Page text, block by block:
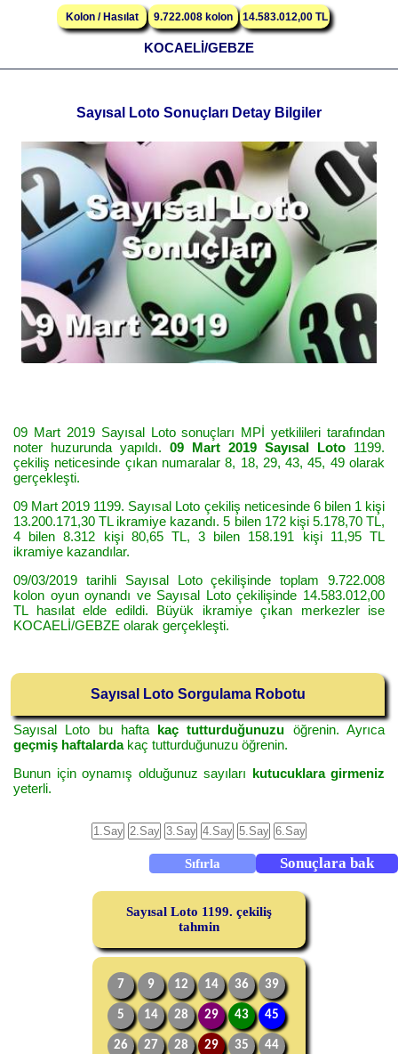
Kolon / Hasılat 9.722.008 kolon 14.583.012,00 TL
KOCAELİ/GEBZE
Sayısal Loto Sonuçları Detay Bilgiler
09 Mart 2019 Sayısal Loto sonuçları MPİ yetkilileri tarafından
noter huzurunda yapıldı. 09 Mart 2019 Sayısal Loto 1199.
çekiliş neticesinde çıkan numaralar 8, 18, 29, 43, 45, 49 olarak
gerçekleşti.
09 Mart 2019 1199. Sayısal Loto çekiliş neticesinde 6 bilen 1 kişi
13.200.171,30 TL ikramiye kazandı. 5 bilen 172 kişi 5.178,70 TL,
4 bilen 8.312 kişi 80,65 TL, 3 bilen 158.191 kişi 11,95 TL
ikramiye kazandılar.
09/03/2019 tarihli Sayısal Loto çekilişinde toplam 9.722.008
kolon oyun oynandı ve Sayısal Loto çekilişinde 14.583.012,00
TL hasılat elde edildi. Büyük ikramiye çıkan merkezler ise
KOCAELİ/GEBZE olarak gerçekleşti.
Sayısal Loto Sorgulama Robotu
Sayısal Loto bu hafta kaç tutturduğunuzu öğrenin. Ayrıca
geçmiş haftalardakaç tutturduğunuzu öğrenin.
Bunun için oynamış olduğunuz sayıları kutucuklara girmeniz
yeterli.
Sayısal Loto 1199. çekiliş
tahmin
7 9 12 14 36 39
5 14 28 29 43 45
26 27 28 29 35 44